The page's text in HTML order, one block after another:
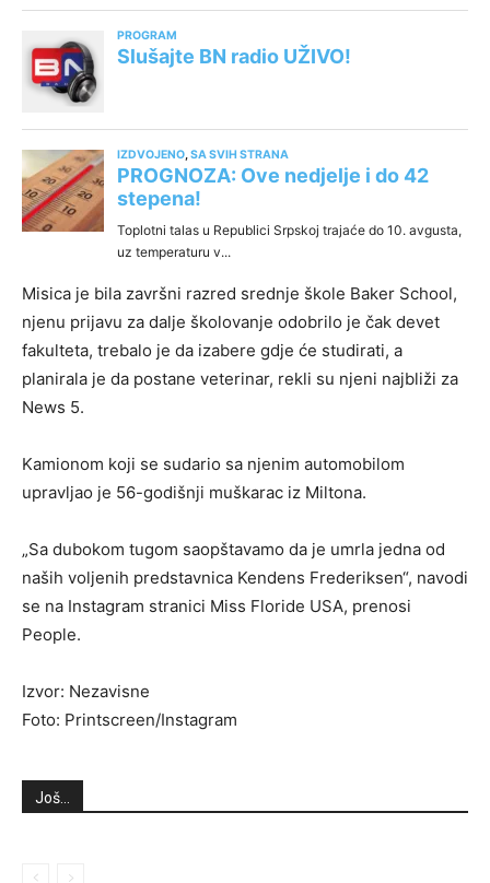
Misica je bila završni razred srednje škole Baker School,
njenu prijavu za dalje školovanje odobrilo je čak devet
fakulteta, trebalo je da izabere gdje će studirati, a
planirala je da postane veterinar, rekli su njeni najbliži za
News 5.
Kamionom koji se sudario sa njenim automobilom
upravljao je 56-godišnji muškarac iz Miltona.
„Sa dubokom tugom saopštavamo da je umrla jedna od
naših voljenih predstavnica Kendens Frederiksen“, navodi
se na Instagram stranici Miss Floride USA, prenosi
People.
Izvor: Nezavisne
Foto: Printscreen/Instagram
Još...